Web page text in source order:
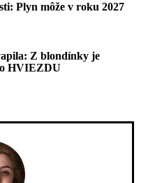
Plyn môže v roku 2027
Z blondínky je
HVIEZDU